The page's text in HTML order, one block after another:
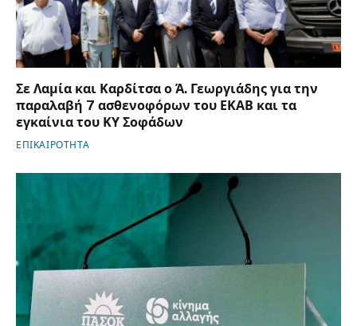
Σε Λαμία και Καρδίτσα ο Ά. Γεωργιάδης για την
παραλαβή 7 ασθενοφόρων του ΕΚΑΒ και τα
εγκαίνια του ΚΥ Σοφάδων
ΕΠΙΚΑΙΡΟΤΗΤΑ